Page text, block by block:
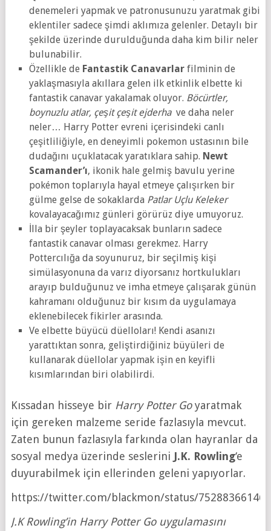
denemeleri yapmak ve patronusunuzu yaratmak gibi
eklentiler sadece şimdi aklımıza gelenler. Detaylı bir
şekilde üzerinde durulduğunda daha kim bilir neler
bulunabilir.
Özellikle de Fantastik Canavarlarfilminin de
yaklaşmasıyla akıllara gelen ilk etkinlik elbette ki
fantastik canavar yakalamak oluyor. Böcürtler,
boynuzlu atlar, çeşit çeşit ejderhave daha neler
neler… Harry Potter evreni içerisindeki canlı
çeşitliliğiyle, en deneyimli pokemon ustasının bile
dudağını uçuklatacak yaratıklara sahip. Newt
Scamander’ı, ikonik hale gelmiş bavulu yerine
pokémon toplarıyla hayal etmeye çalışırken bir
gülme gelse de sokaklarda Patlar Uçlu Keleker
kovalayacağımız günleri görürüz diye umuyoruz.
İlla bir şeyler toplayacaksak bunların sadece
fantastik canavar olması gerekmez. Harry
Pottercılığa da soyunuruz, bir seçilmiş kişi
simülasyonuna da varız diyorsanız hortkulukları
arayıp bulduğunuz ve imha etmeye çalışarak günün
kahramanı olduğunuz bir kısım da uygulamaya
eklenebilecek fikirler arasında.
Ve elbette büyücü düelloları! Kendi asanızı
yarattıktan sonra, geliştirdiğiniz büyüleri de
kullanarak düellolar yapmak işin en keyifli
kısımlarından biri olabilirdi.
Kıssadan hisseye bir Harry Potter Goyaratmak
için gereken malzeme seride fazlasıyla mevcut.
Zaten bunun fazlasıyla farkında olan hayranlar da
sosyal medya üzerinde seslerini J.K. Rowling‘e
duyurabilmek için ellerinden geleni yapıyorlar.
https://twitter.com/blackmon/status/
J.K Rowling’in Harry Potter Go uygulamasını